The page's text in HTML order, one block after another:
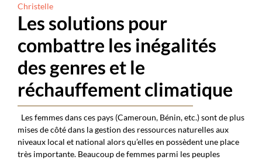
Christelle
Les solutions pour
combattre les inégalités
des genres et le
réchauffement climatique
Les femmes dansces pays (Cameroun, Bénin, etc.)sont de plus
mises de côté dans la gestion des ressources naturelles aux
niveaux local et national alors qu’elles en possèdent une place
très importante. Beaucoup de femmes parmi les peuples